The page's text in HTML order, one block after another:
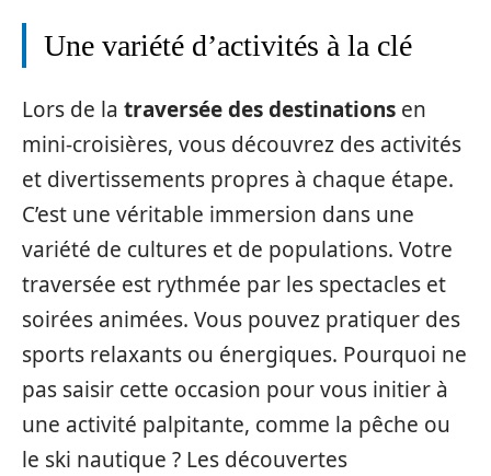
Une variété d’activités à la clé
Lors de la traversée des destinations en
mini-croisières, vous découvrez des activités
et divertissements propres à chaque étape.
C’est une véritable immersion dans une
variété de cultures et de populations. Votre
traversée est rythmée par les spectacles et
soirées animées. Vous pouvez pratiquer des
sports relaxants ou énergiques. Pourquoi ne
pas saisir cette occasion pour vous initier à
une activité palpitante, comme la pêche ou
le ski nautique ? Les découvertes